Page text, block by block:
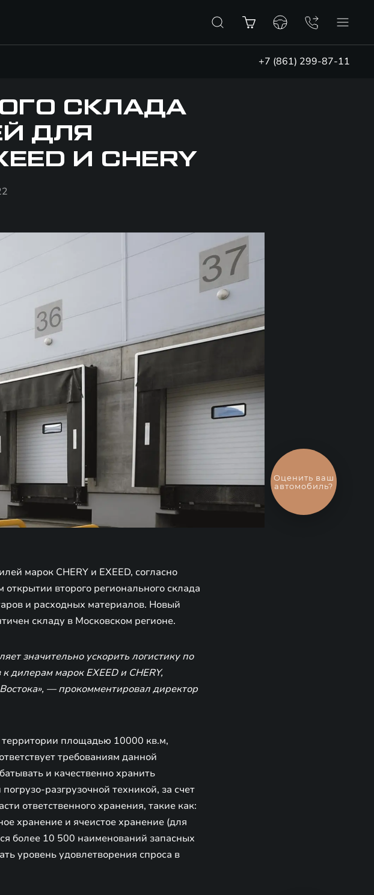
+7 (861) 299-87-11
СКЛАДА
ДЛЯ
И CHERY
марок CHERY и EXEED, согласно
второго регионального склада
и расходных материалов. Новый
складу в Московском регионе.
значительно ускорить логистику по
дилерам марок EXEED и CHERY,
— прокомментировал директор
территории площадью 10000 кв.м,
требованиям данной
и качественно хранить
разгрузочной техникой, за счет
ответственного хранения, такие как:
хранение и ячеистое хранение (для
более 10 500 наименований запасных
уровень удовлетворения спроса в
обмен
автомобиля